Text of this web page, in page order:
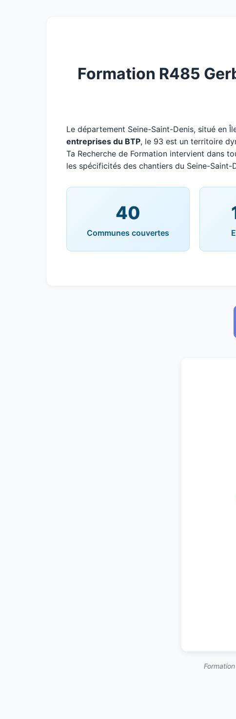
Formation R485
Le département Seine-Saint-Denis, situé en
entreprises du BTP, le 93 est un territoire
Ta Recherche de Formation intervient dans
les spécificités des chantiers du Seine-
40
Communes couvertes